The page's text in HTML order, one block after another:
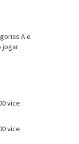
A e
jogar
vice
vice